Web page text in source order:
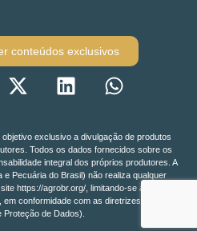
conteúdos exclusivos
exclusivo a divulgação de produtos
Todos os dados fornecidos sobre os
integral dos próprios produtores. A
e Pecuária do Brasil) não realiza qualquer
https://agrobr.org/, limitando-se à função de
conformidade com as diretrizes da LGPD
Proteção de Dados).